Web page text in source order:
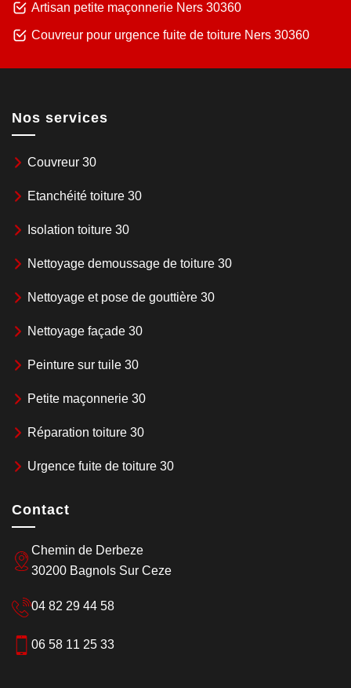
Artisan petite maçonnerie Ners 30360
Couvreur pour urgence fuite de toiture Ners 30360
Nos services
Couvreur 30
Etanchéité toiture 30
Isolation toiture 30
Nettoyage demoussage de toiture 30
Nettoyage et pose de gouttière 30
Nettoyage façade 30
Peinture sur tuile 30
Petite maçonnerie 30
Réparation toiture 30
Urgence fuite de toiture 30
Contact
Chemin de Derbeze
30200 Bagnols Sur Ceze
04 82 29 44 58
06 58 11 25 33